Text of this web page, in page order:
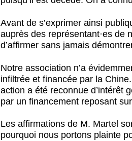
Avant de s’exprimer ainsi
auprès des représentant·es de
d’affirmer sans jamais
Notre association n’a
infiltrée et financée par la
action a été reconnue d’intérêt
par un financement reposant
Les affirmations de M. Martel
pourquoi nous portons plainte